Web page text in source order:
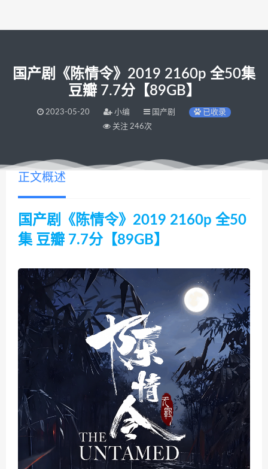
国产剧《陈情令》2019 2160p 全50集
豆瓣 7.7分【89GB】
2023-05-20 小编 国产剧
已收录
关注 246次
正文概述
国产剧《陈情令》2019 2160p 全50
集 豆瓣 7.7分【89GB】